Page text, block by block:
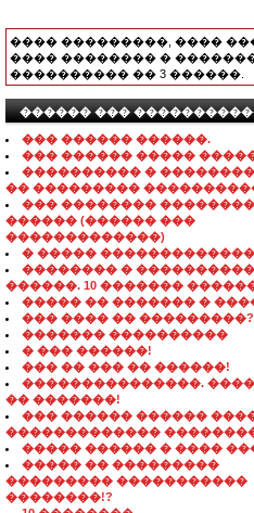
���� ���������, ����
���� �������� �
���������� �� 3 ������.
������ ���
��� ������ ������.
��� ������ �����
���������� �
�� ���������
��� ��������
������ (������ ���
�������������)
� ����� �������������
�������� �
������. 10 �������
����� �� ������� �
��� ���� �� ���������?
������� ����������
� ��� ������!
��� �� ��� �� ������!
���������������.
�� �������!
��� ������ ������
�������������
����� ������ � ����
����� �� ���������
��������� �����������
��������!?